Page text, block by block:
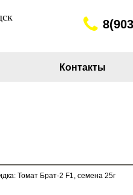
Контакты
Томат Брат-2 F1, семена 25г